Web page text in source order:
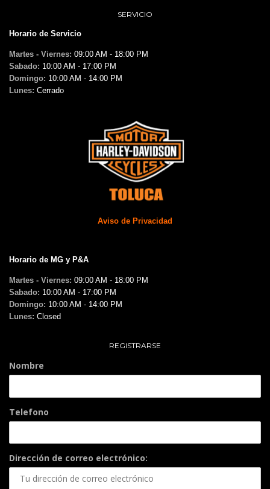
SERVICIO
Horario de Servicio
Martes - Viernes: 09:00 AM - 18:00 PM
Sabado: 10:00 AM - 17:00 PM
Domingo: 10:00 AM - 14:00 PM
Lunes: Cerrado
Aviso de Privacidad
Horario de MG y P&A
Martes - Viernes: 09:00 AM - 18:00 PM
Sabado: 10:00 AM - 17:00 PM
Domingo: 10:00 AM - 14:00 PM
Lunes: Closed
REGISTRARSE
Nombre
Telefono
Dirección de correo electrónico: